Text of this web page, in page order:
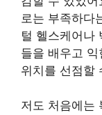
로는 부족하다
털 헬스케어나
들을 배우고
위치를 선점할
저도 처음에는